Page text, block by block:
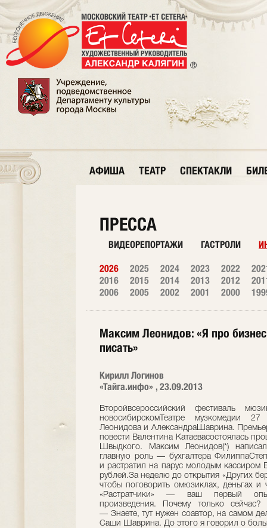
АФИША ТЕАТР СПЕКТАКЛИ
ПРЕССА
ВИДЕОРЕПОРТАЖИ ГАСТРОЛИ
2026 2025 2024 2023 2022
2016
2015 2014 2013 2012
2006
2005 2002 2001 2000
Максим Леонидов: «Я про
писать»
Кирилл Логинов
«Тайга.инфо» , 23.09.2013
Второйвсероссийский фестиваль
новосибирскомТеатре музкомедии
Леонидова и АлександраШаврина.
повести Валентина Катаевасостоялась
Швыдкого. Максим Леонидов(*)
главную роль — бухгалтера
и растратил на парус молодым кассиром
рублей.За неделю до открытия «Других
чтобы поговорить омюзиклах, деньгах и
«Растратчики» — ваш первый опыт
произведения. Почему только
— Знаете, тут нужен соавтор, на самом
Саши Шаврина. До этого я говорил о